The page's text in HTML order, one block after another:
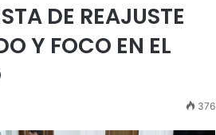
DE REAJUSTE
Y FOCO EN EL
376